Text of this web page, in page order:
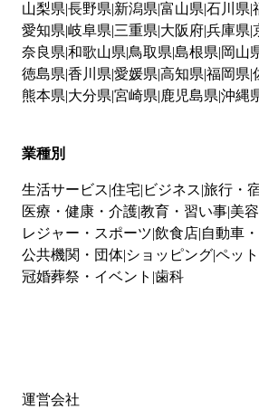
山梨県 長野県 新潟県 富山県 石川県
愛知県 岐阜県 三重県 大阪府兵庫県
奈良県 和歌山県 鳥取県 島根県 岡山
徳島県 香川県 愛媛県 高知県 福岡県
熊本県 大分県 宮崎県 鹿児島県 沖縄
業種別
生活サービス 住宅 ビジネス 旅行・
医療・健康・介護教育・習い事 美
レジャー・スポーツ 飲食店 自動車
公共機関・団体 ショッピングペット
冠婚葬祭・イベント 歯科
運営会社